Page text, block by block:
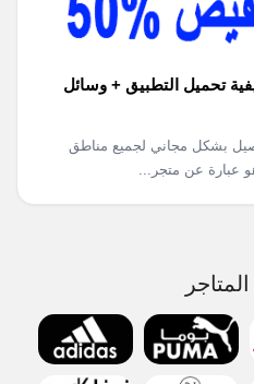
تحميل التطبيق + وسائل
بشكل مجاني لجميع مناطق